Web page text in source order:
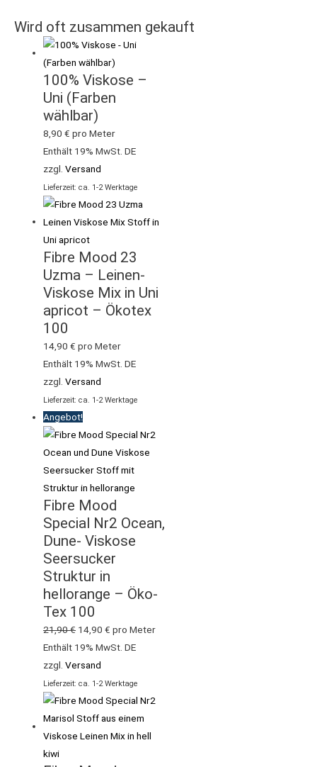
Wird oft zusammen gekauft
100% Viskose –
Uni (Farben
wählbar)
8,90€ pro Meter
Enthält 19% MwSt. DE
zzgl.Versand
Lieferzeit: ca. 1-2 Werktage
Fibre Mood 23
Uzma – Leinen-
Viskose Mix in Uni
apricot – Ökotex
100
14,90€ pro Meter
Enthält 19% MwSt. DE
zzgl.Versand
Lieferzeit: ca. 1-2 Werktage
Angebot!
Fibre Mood
Special Nr2 Ocean,
Dune- Viskose
Seersucker
Struktur in
hellorange – Öko-
Tex 100
21,90€ 14,90€ pro Meter
Enthält 19% MwSt. DE
zzgl.Versand
Lieferzeit: ca. 1-2 Werktage